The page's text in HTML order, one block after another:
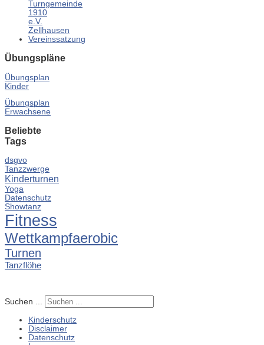
Turngemeinde
1910
e.V.
Zellhausen
Vereinssatzung
Übungspläne
Übungsplan
Kinder
Übungsplan
Erwachsene
Beliebte
Tags
dsgvo
Tanzzwerge
Kinderturnen
Yoga
Datenschutz
Showtanz
Fitness
Wettkampfaerobic
Turnen
Tanzflöhe
Suchen ...
Kinderschutz
Disclaimer
Datenschutz